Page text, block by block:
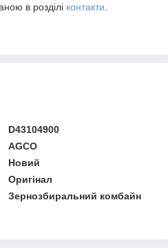
в розділі контакти
D43104900
AGCO
Новий
Оригінал
Зернозбиральний комбайн